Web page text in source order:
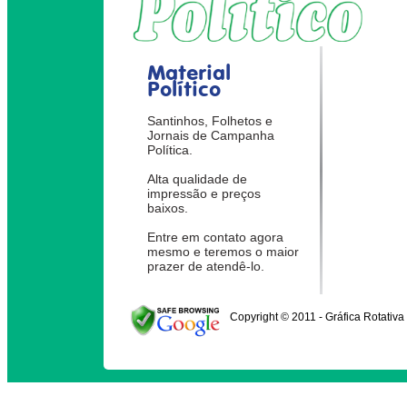
Material
Político
Santinhos, Folhetos e
Jornais de Campanha
Política.
Alta qualidade de
impressão e preços
baixos.
Entre em contato agora
mesmo e teremos o maior
prazer de atendê-lo.
Copyright © 2011 - Gráfica